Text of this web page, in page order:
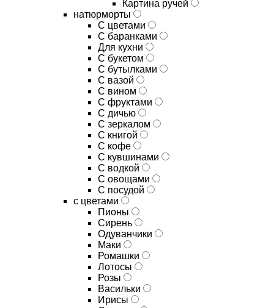
Картина ручей
натюрморты
С цветами
С баранками
Для кухни
C букетом
C бутылками
C вазой
C вином
C фруктами
C дичью
C зеркалом
C книгой
C кофе
C кувшинами
C водкой
C овощами
C посудой
с цветами
Пионы
Сирень
Одуванчики
Маки
Ромашки
Лотосы
Розы
Васильки
Ирисы